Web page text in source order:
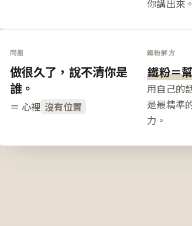
你講出來。
問題
做很久了，說不清你是
誰。
＝ 心裡 沒有位置
鐵粉解方
鐵粉＝
用自己的
是最精準
力。